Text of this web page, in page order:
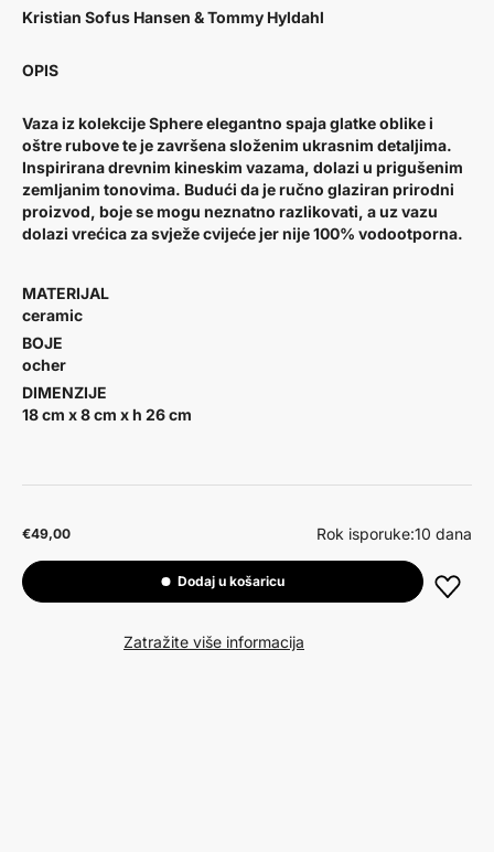
Kristian Sofus Hansen & Tommy Hyldahl
OPIS
Vaza iz kolekcije Sphere elegantno spaja glatke oblike i
oštre rubove te je završena složenim ukrasnim detaljima.
Inspirirana drevnim kineskim vazama, dolazi u prigušenim
zemljanim tonovima. Budući da je ručno glaziran prirodni
proizvod, boje se mogu neznatno razlikovati, a uz vazu
dolazi vrećica za svježe cvijeće jer nije 100% vodootporna.
MATERIJAL
ceramic
BOJE
ocher
DIMENZIJE
18 cm x 8 cm x h 26 cm
€49,00 Rok isporuke:10 dana
Dodaj u košaricu
Zatražite više informacija